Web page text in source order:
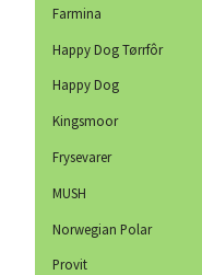
Farmina
Happy Dog Tørrfôr
Happy Dog
Kingsmoor
Frysevarer
MUSH
Norwegian Polar
Provit